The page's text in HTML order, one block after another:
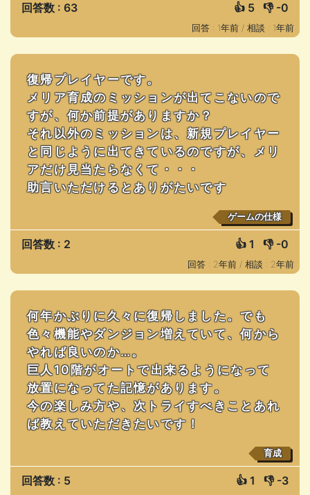
回答数 : 63 👍 5 👎 -0
回答 : 1年前 / 相談 : 1年前
復帰プレイヤーです。
メリア育成のミッションが出てこないので
すが、何か前提がありますか？
それ以外のミッションは、新規プレイヤー
と同じように出てきているのですが、メリ
アだけ見当たらなくて・・・
助言いただけるとありがたいです
ゲームの仕様
回答数 : 2 👍 1 👎 -0
回答 : 2年前 / 相談 : 2年前
何年かぶりに久々に復帰しました。でも
色々機能やダンジョン増えていて、何から
やれば良いのか…。
巨人10階がオートで出来るようになって
放置になってた記憶があります。
今の楽しみ方や、次トライすべきことあれ
ば教えていただきたいです！
育成
回答数 : 5 👍 1 👎 -3